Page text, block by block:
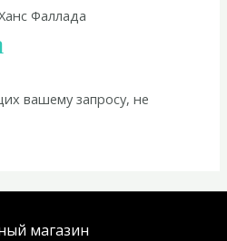
Фаллада
вашему запросу, не
магазин